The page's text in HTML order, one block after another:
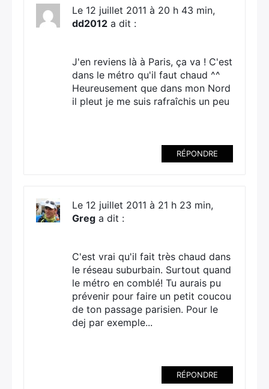
Le 12 juillet 2011 à 20 h 43 min,
dd2012 a dit :
J'en reviens là à Paris, ça va ! C'est
dans le métro qu'il faut chaud ^^
Heureusement que dans mon Nord
il pleut je me suis rafraîchis un peu
RÉPONDRE
Le 12 juillet 2011 à 21 h 23 min,
Greg a dit :
C'est vrai qu'il fait très chaud dans
le réseau suburbain. Surtout quand
le métro en comblé! Tu aurais pu
prévenir pour faire un petit coucou
de ton passage parisien. Pour le
dej par exemple...
RÉPONDRE